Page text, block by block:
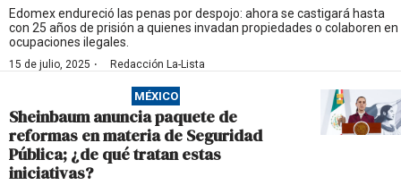
d
a
Edomex endureció las penas por despojo: ahora se castigará hasta
con 25 años de prisión a quienes invadan propiedades o colaboren en
ocupaciones ilegales.
15 de julio, 2025 · Redacción La-Lista
MÉXICO
Sheinbaum anuncia paquete de
reformas en materia de Seguridad
Pública; ¿de qué tratan estas
iniciativas?